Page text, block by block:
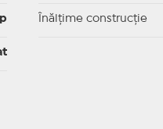
Înălțime construcție